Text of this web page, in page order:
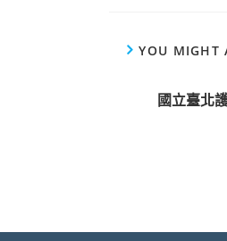
YOU MIGHT
國立臺北